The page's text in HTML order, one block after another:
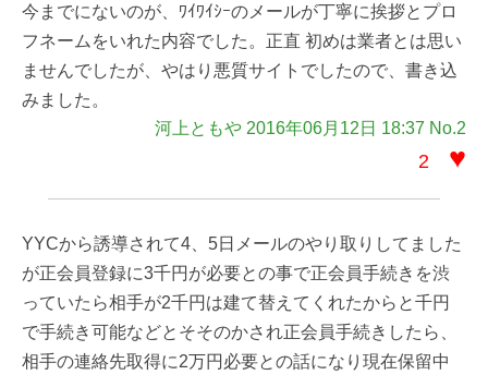
今までにないのが、ﾜｲﾜｲｼｰのメールが丁寧に挨拶とプロ
フネームをいれた内容でした。正直 初めは業者とは思い
ませんでしたが、やはり悪質サイトでしたので、書き込
みました。
河上ともや 2016年06月12日 18:37 No.2
2 ♥
YYCから誘導されて4、5日メールのやり取りしてました
が正会員登録に3千円が必要との事で正会員手続きを渋
っていたら相手が2千円は建て替えてくれたからと千円
で手続き可能などとそそのかされ正会員手続きしたら、
相手の連絡先取得に2万円必要との話になり現在保留中